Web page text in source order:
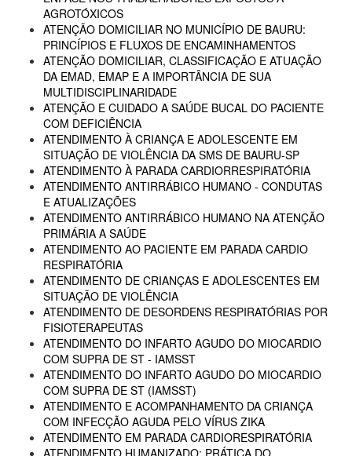
AGROTÓXICOS
ATENÇÃO DOMICILIAR NO MUNICÍPIO DE BAURU:
PRINCÍPIOS E FLUXOS DE ENCAMINHAMENTOS
ATENÇÃO DOMICILIAR, CLASSIFICAÇÃO E ATUAÇÃO
DA EMAD, EMAP E A IMPORTÂNCIA DE SUA
MULTIDISCIPLINARIDADE
ATENÇÃO E CUIDADO A SAÚDE BUCAL DO PACIENTE
COM DEFICIÊNCIA
ATENDIMENTO À CRIANÇA E ADOLESCENTE EM
SITUAÇÃO DE VIOLÊNCIA DA SMS DE BAURU-SP
ATENDIMENTO À PARADA CARDIORRESPIRATÓRIA
ATENDIMENTO ANTIRRÁBICO HUMANO - CONDUTAS
E ATUALIZAÇÕES
ATENDIMENTO ANTIRRÁBICO HUMANO NA ATENÇÃO
PRIMÁRIA A SAÚDE
ATENDIMENTO AO PACIENTE EM PARADA CARDIO
RESPIRATÓRIA
ATENDIMENTO DE CRIANÇAS E ADOLESCENTES EM
SITUAÇÃO DE VIOLÊNCIA
ATENDIMENTO DE DESORDENS RESPIRATÓRIAS POR
FISIOTERAPEUTAS
ATENDIMENTO DO INFARTO AGUDO DO MIOCARDIO
COM SUPRA DE ST - IAMSST
ATENDIMENTO DO INFARTO AGUDO DO MIOCARDIO
COM SUPRA DE ST (IAMSST)
ATENDIMENTO E ACOMPANHAMENTO DA CRIANÇA
COM INFECÇÃO AGUDA PELO VÍRUS ZIKA
ATENDIMENTO EM PARADA CARDIORESPIRATÓRIA
ATENDIMENTO HUMANIZADO: PRÁTICA DO